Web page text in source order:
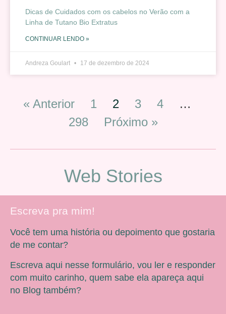
Dicas de Cuidados com os cabelos no Verão com a
Linha de Tutano Bio Extratus
CONTINUAR LENDO »
Andreza Goulart 17 de dezembro de 2024
« Anterior 1 2 3 4
…
298
Próximo »
Web Stories
Escreva pra mim!
Você tem uma história ou depoimento que gostaria
de me contar?
Escreva aqui nesse formulário, vou ler e responder
com muito carinho, quem sabe ela apareça aqui
no Blog também?